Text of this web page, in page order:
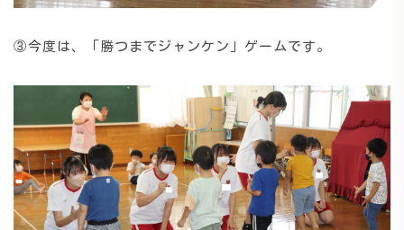
③今度は、「勝つまでジャンケン」ゲームです。